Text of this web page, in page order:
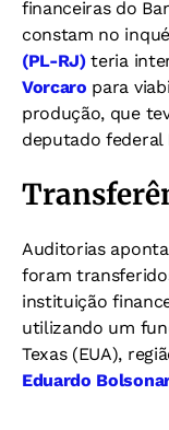
financeiras do
constam no
(PL-RJ)teria
Vorcaro para
produção, que
deputado federal
Auditorias
foram
instituição
utilizando um
Texas (EUA),
Eduardo